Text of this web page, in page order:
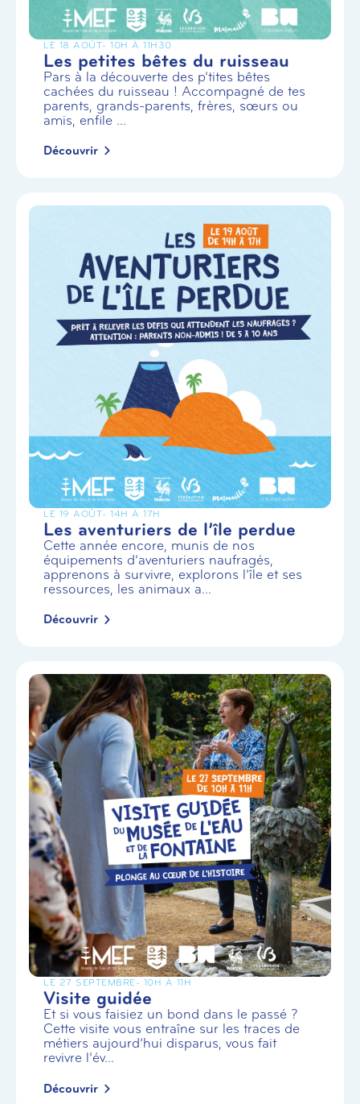
LE 18 AOÛT- 10H À 11H30
Les petites bêtes du ruisseau
Pars à la découverte des p’tites bêtes
cachées du ruisseau ! Accompagné de tes
parents, grands-parents, frères, sœurs ou
amis, enfile ...
Découvrir
LE 19 AOÛT- 14H À 17H
Les aventuriers de l’île perdue
Cette année encore, munis de nos
équipements d’aventuriers naufragés,
apprenons à survivre, explorons l’île et ses
ressources, les animaux a...
Découvrir
LE 27 SEPTEMBRE- 10H À 11H
Visite guidée
Et si vous faisiez un bond dans le passé ?
Cette visite vous entraîne sur les traces de
métiers aujourd’hui disparus, vous fait
revivre l’év...
Découvrir